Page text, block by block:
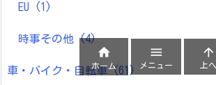
EU (1)
時事その他 (4)
車・バイク・自転車(61)

ホーム

メニュー

上へ